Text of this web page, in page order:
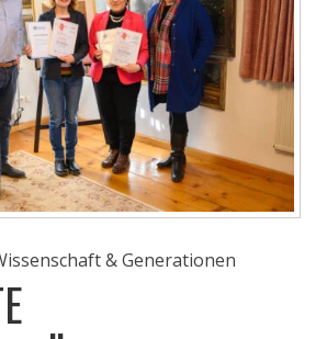
& Generationen